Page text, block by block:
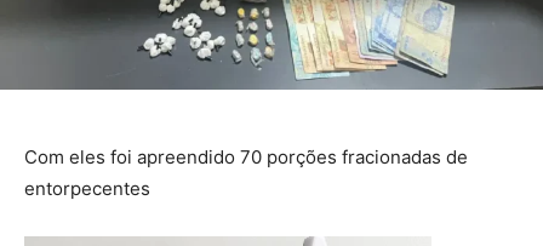
Com eles foi apreendido 70 porções fracionadas de
entorpecentes